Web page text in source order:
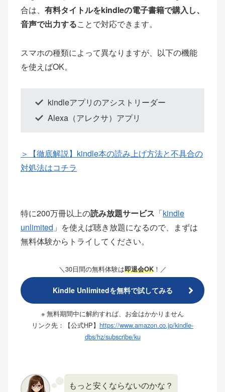
合は、 有料タイトルをkindleの電子書籍で購入し、
音声で出力することで対応できます。
スマホの種類によって異なりますが、以下の機能
を使えばOK。
kindleアプリのアシストリーダー
Alexa（アレクサ）アプリ
＞【徹底解説】kindle本の読み上げ方法と不具合の
対処法はコチラ
特に200万冊以上の読み放題サービス 「kindle
unlimited 」を使えば聴き放題になるので、まずは
無料体験からトライしてください。
＼30日間の無料体験は即退会OK！／
Kindle Unlimitedを無料で試してみる
※ 無料期間中に解約すれば、お金はかかりません
リンク先：【公式HP】 https://www.amazon.co.jp/kindle-
dbs/hz/subscribe/ku
もっと安くならないのかな？